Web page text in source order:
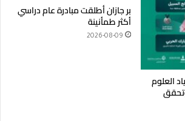
العلوم
الدولي 2026 وتحقق
بر جازان أطلقت مبادرة عام دراسي
أكثر طمأنينة
2026-08-09